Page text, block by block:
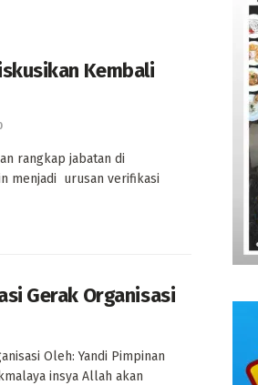
Kembali
rangkap jabatan di
menjadi urusan verifikasi
Gerak Organisasi
Oleh: Yandi Pimpinan
insya Allah akan